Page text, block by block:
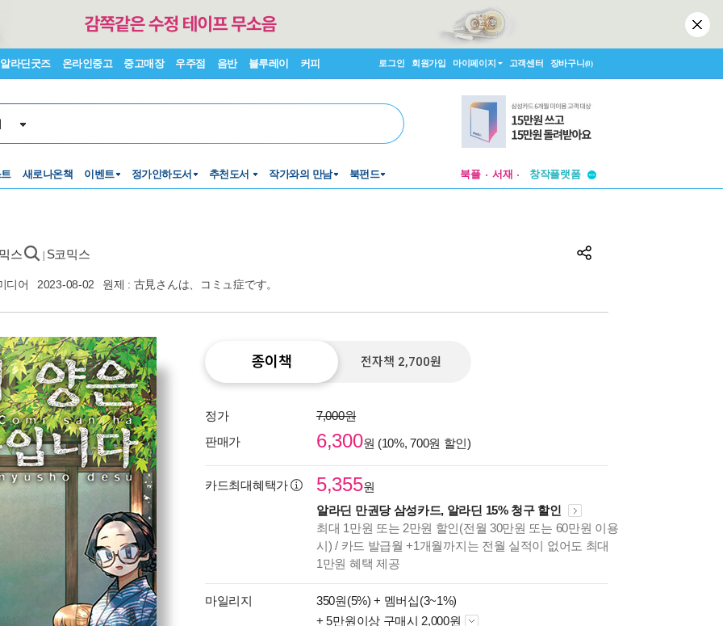
알라딘굿즈 온라인중고 중고매장 우주점 음반 블루레이 커피 로그인 회원가입 마이페이지 고객센터 장바구니(0)
새로나온책 이벤트 정가인하도서 추천도서 작가와의 만남 북펀드 북플 서재
투비컨티뉴드
투비컨티뉴드
스 S코믹스
디어 2023-08-02 원제 : 古見さんは、コミュ症です。
종이책 전자책 2,700원
정가
7,000원
판매가
6,300원 (10%, 700원 할인)
카드최대혜택가 5,355원
알라딘 만권당 삼성카드, 알라딘 15% 청구 할인
최대 1만원 또는 2만원 할인(전월 30만원 또는 60만원 이용
시) / 카드 발급월 +1개월까지는 전월 실적이 없어도 최대
1만원 혜택 제공
마일리지 350원(5%) + 멤버십(3~1%)
+ 5만원이상 구매시 2,000원